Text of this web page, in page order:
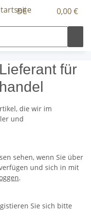
DE 0,00 €
für
die wir im
und
sehen, wenn Sie über
und sich in mit
.
Sie sich bitte